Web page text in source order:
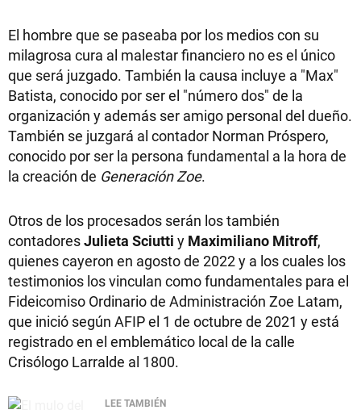
El hombre que se paseaba por los medios con su
milagrosa cura al malestar financiero no es el único
que será juzgado. También la causa incluye a "Max"
Batista, conocido por ser el "número dos" de la
organización y además ser amigo personal del dueño.
También se juzgará al contador Norman Próspero,
conocido por ser la persona fundamental a la hora de
la creación de Generación Zoe.
Otros de los procesados serán los también
contadoresJulieta Sciutti y Maximiliano Mitroff,
quienes cayeron en agosto de 2022 y a los cuales los
testimonios los vinculan como fundamentales para el
Fideicomiso Ordinario de Administración Zoe Latam,
que inició según AFIP el 1 de octubre de 2021 y está
registrado en el emblemático local de la calle
Crisólogo Larralde al 1800.
LEE TAMBIÉN